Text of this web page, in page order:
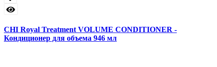
CHI Royal Treatment VOLUME CONDITIONER -
Кондиционер для объема 946 мл